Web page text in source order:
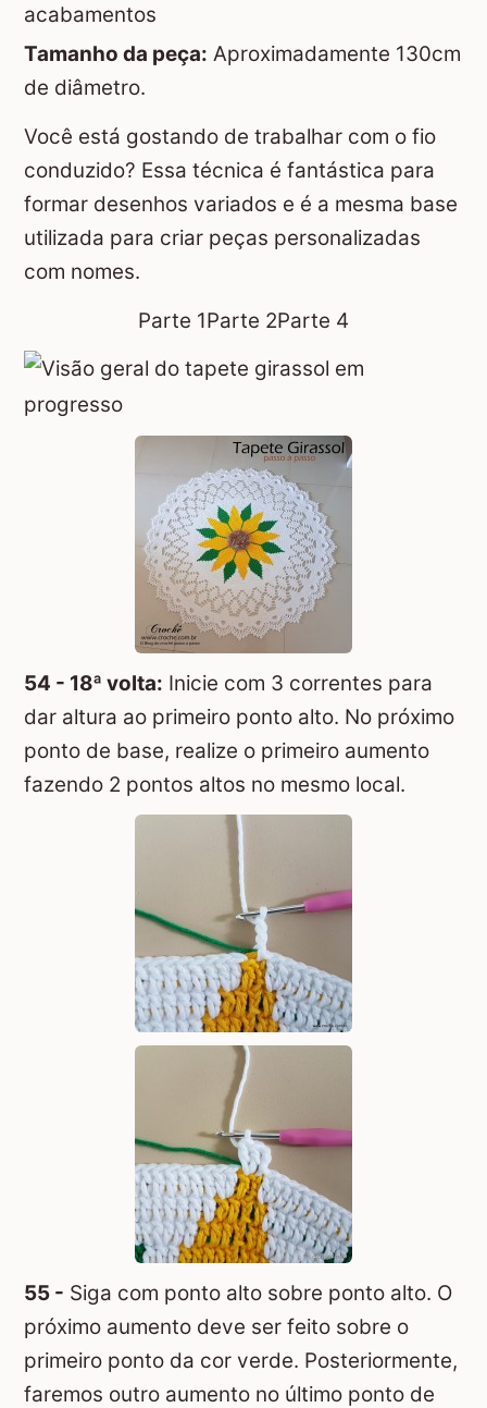
acabamentos
Tamanho da peça: Aproximadamente 130cm
de diâmetro.
Você está gostando de trabalhar com o fio
conduzido? Essa técnica é fantástica para
formar desenhos variados e é a mesma base
utilizada para criar peças personalizadas
com nomes.
Parte 1Parte 2Parte 4
54 - 18ª volta: Inicie com 3 correntes para
dar altura ao primeiro ponto alto. No próximo
ponto de base, realize o primeiro aumento
fazendo 2 pontos altos no mesmo local.
55 - Siga com ponto alto sobre ponto alto. O
próximo aumento deve ser feito sobre o
primeiro ponto da cor verde. Posteriormente,
faremos outro aumento no último ponto de